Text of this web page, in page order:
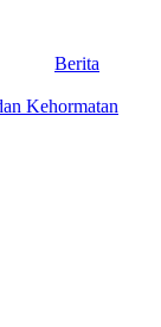
Berita
Kehormatan